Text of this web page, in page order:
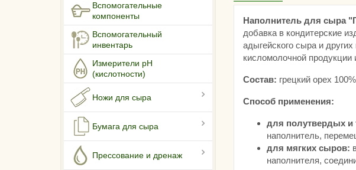
Вспомогательные
компоненты
Вспомогательный
инвентарь
Измерители pH
(кислотности)
Ножи для сыра
Бумага для сыра
Прессование и дренаж
Наполнитель для сыра
добавка в кондитерские
адыгейского сыра и
кисломолочной продукции
Состав: грецкий орех
Способ применения:
для полутвердых
наполнитель,
для мягких сыров:
наполнителя,